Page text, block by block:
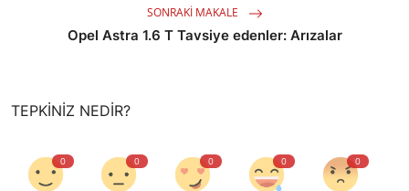
SONRAKI MAKALE
Opel Astra 1.6 T Tavsiye edenler: Arızalar
TEPKINIZ NEDIR?
0 0 0 0 0